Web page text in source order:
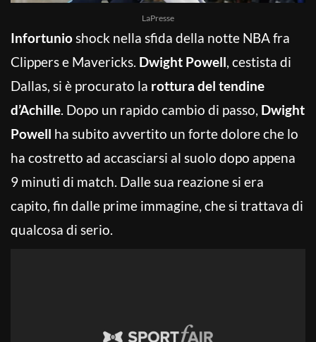
LaPresse
Infortunioshock nella sfida della notte NBA fra
Clippers e Mavericks. Dwight Powell, cestista di
Dallas, si è procurato la rottura del tendine
d’Achille. Dopo un rapido cambio di passo, Dwight
Powell ha subito avvertito un forte dolore che lo
ha costretto ad accasciarsi al suolo dopo appena
9 minuti di match. Dalle sua reazione si era
capito, fin dalle prime immagine, che si trattava di
qualcosa di serio.